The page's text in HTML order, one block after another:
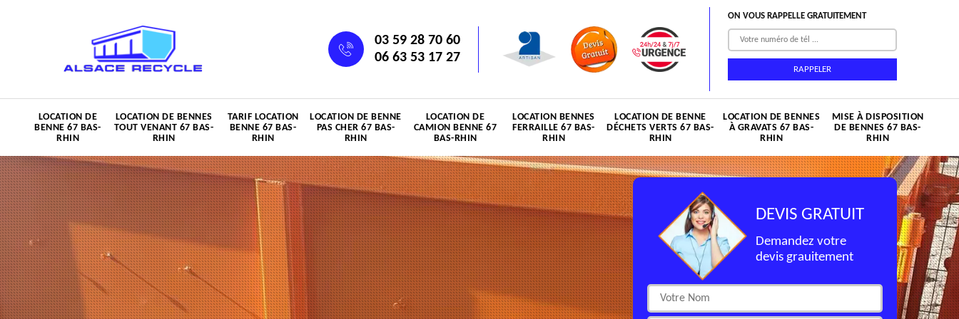
03 59 28 70 60
06 63 53 17 27
ON VOUS RAPPELLE GRATUITEMENT
LOCATION DE
BENNE 67 BAS-
RHIN
LOCATION DE BENNES
TOUT VENANT 67 BAS-
RHIN
TARIF LOCATION
BENNE 67 BAS-
RHIN
LOCATION DE BENNE
PAS CHER 67 BAS-
RHIN
LOCATION DE
CAMION BENNE 67
BAS-RHIN
LOCATION BENNES
FERRAILLE 67 BAS-
RHIN
LOCATION DE BENNE
DÉCHETS VERTS 67 BAS-
RHIN
LOCATION DE BENNES
À GRAVATS 67 BAS-
RHIN
MISE À DISPOSITION
DE BENNES 67 BAS-
RHIN
DEVIS GRATUIT
Demandez votre
devis grauitement